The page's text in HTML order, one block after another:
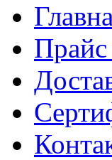
Прайс